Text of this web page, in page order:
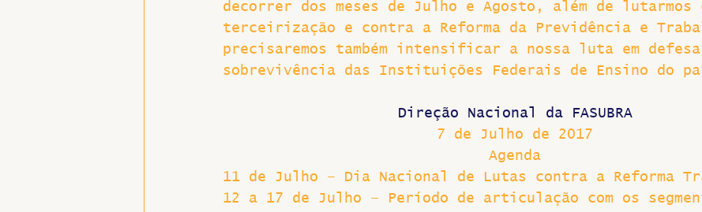
decorrer dos meses de Julho e Agosto, além de
terceirização e contra a Reforma da Previdência e
precisaremos também intensificar a nossa luta em
sobrevivência das Instituições Federais de Ensino do
Direção Nacional da FASUBRA
7 de Julho de 2017
Agenda
11 de Julho – Dia Nacional de Lutas contra a Reforma
12 a 17 de Julho – Período de articulação com os